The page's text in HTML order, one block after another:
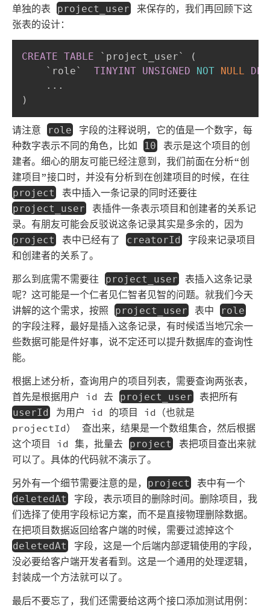
单独的表
project_user来保存的，我们再回顾下这
张表的设计：
CREATE TABLE ` project_user`
(
` role` TINYINT UNSIGNED NOT NULL
. . .
)
请注意 role字段的注释说明，它的值是一个数字，每
种数字表示不同的角色，比如
10表示是这个项目的创
建者。细心的朋友可能已经注意到，我们前面在分析“创
建项目”接口时，并没有分析到在创建项目的时候，在往
project表中插入一条记录的同时还要往
project_user表插件一条表示项目和创建者的关系记
录。有朋友可能会反驳说这条记录其实是多余的，因为
project表中已经有了 creatorId 字段来记录项目
和创建者的关系了。
那么到底需不需要往
project_user表插入这条记录
呢？这可能是一个仁者见仁智者见智的问题。就我们今天
讲解的这个需求，按照
project_user表中 role
的字段注释，最好是插入这条记录，有时候适当地冗余一
些数据可能是件好事，说不定还可以提升数据库的查询性
能。
根据上述分析，查询用户的项目列表，需要查询两张表，
首先是根据用户 id 去
project_user表把所有
userId为用户 id 的项目 id（也就是
projectId） 查出来，结果是一个数组集合，然后根据
这个项目 id 集，批量去
project表把项目查出来就
可以了。具体的代码就不演示了。
另外有一个细节需要注意的是，
project表中有一个
deletedAt字段，表示项目的删除时间。删除项目，我
们选择了使用字段标记方案，而不是直接物理删除数据。
在把项目数据返回给客户端的时候，需要过滤掉这个
deletedAt字段，这是一个后端内部逻辑使用的字段，
没必要给客户端开发者看到。这是一个通用的处理逻辑，
封装成一个方法就可以了。
最后不要忘了，我们还需要给这两个接口添加测试用例：